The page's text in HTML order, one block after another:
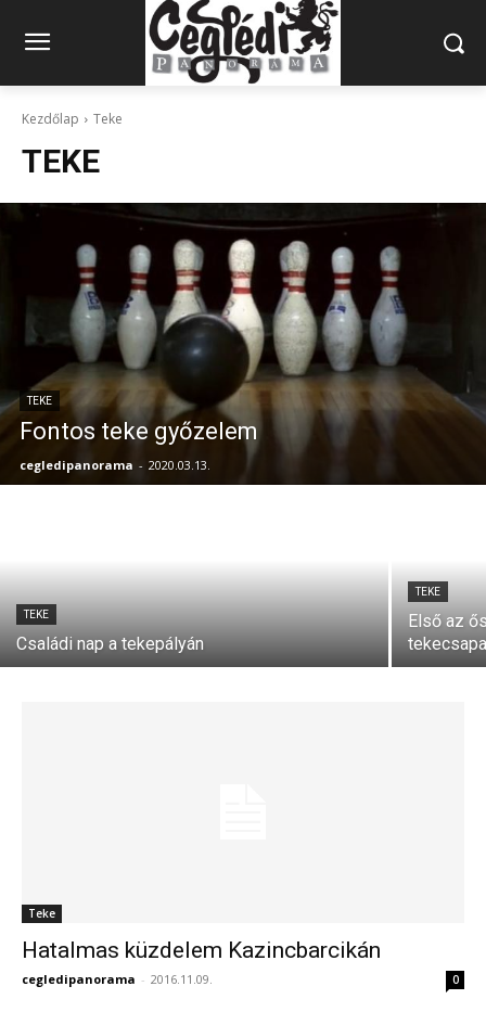
Kezdőlap Teke
TEKE
TEKE
Fontos teke győzelem
cegledipanorama - 2020.03.13.
TEKE
Családi nap a tekepályán
TEKE
Első az
Teke
Hatalmas küzdelem Kazincbarcikán
cegledipanorama - 2016.11.09. 0